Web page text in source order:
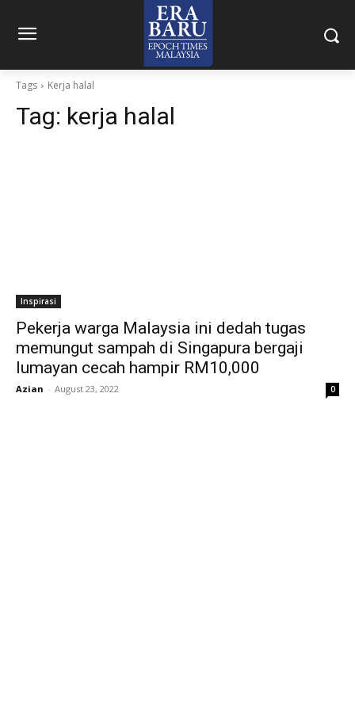
Tags Kerja halal
Tag: kerja halal
Inspirasi
Pekerja warga Malaysia ini dedah tugas
memungut sampah di Singapura bergaji
lumayan cecah hampir RM10,000
Azian - August 23, 2022 0